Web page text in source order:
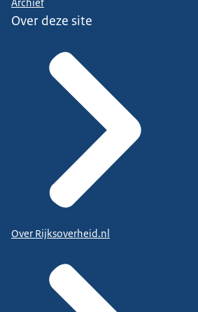
Over deze site
Over Rijksoverheid.nl